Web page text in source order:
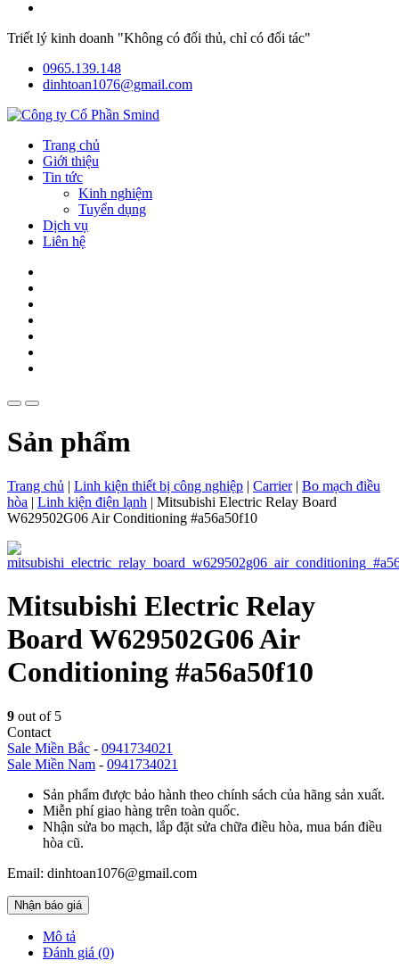
Triết lý kinh doanh "Không có đối thủ, chỉ có đối tác"
0965.139.148
dinhtoan1076@gmail.com
Trang chủ
Giới thiệu
Tin tức
Kinh nghiệm
Tuyển dụng
Dịch vụ
Liên hệ
Sản phẩm
Trang chủ | Linh kiện thiết bị công nghiệp | Carrier| Bo mạch điều
hòa | Linh kiện điện lạnh | Mitsubishi Electric Relay Board
W629502G06 Air Conditioning #a56a50f10
Mitsubishi Electric Relay
Board W629502G06 Air
Conditioning #a56a50f10
9 out of 5
Contact
Sale Miền Bắc - 0941734021
Sale Miền Nam - 0941734021
Sản phẩm được bảo hành theo chính sách của hãng sản xuất.
Miễn phí giao hàng trên toàn quốc.
Nhận sửa bo mạch, lắp đặt sửa chữa điều hòa, mua bán điều
hòa cũ.
Email: dinhtoan1076@gmail.com
Nhận báo giá
Mô tả
Đánh giá (0)